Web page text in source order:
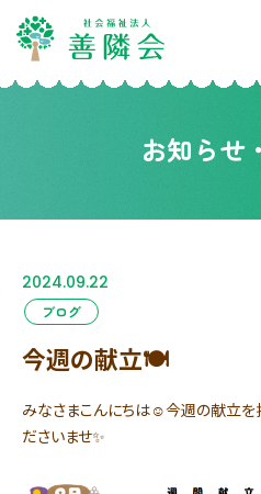
お知らせ
2024.09.22
ブログ
今週の献立🍽️
みなさまこんにちは☺今週の献立を
ださいませ✨